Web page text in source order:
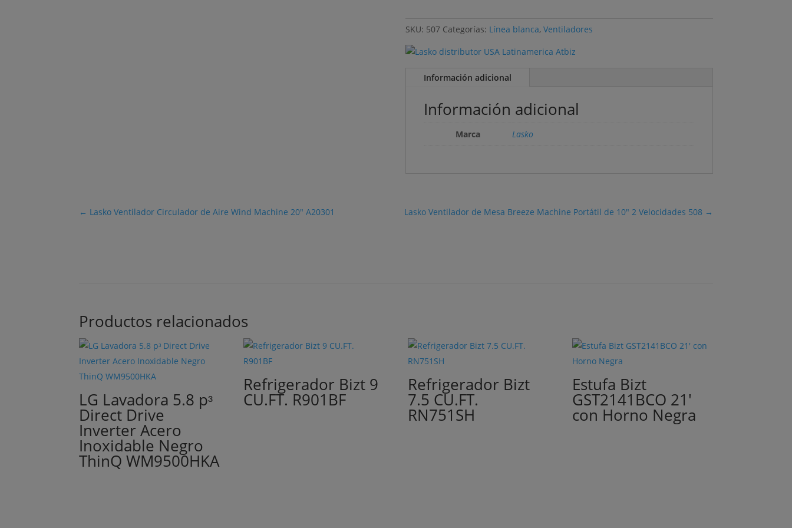
SKU: 507 Categorías: Línea blanca,Ventiladores
Información adicional
Información adicional
Marca Lasko
← Lasko Ventilador Circulador de Aire Wind Machine 20" A20301 Lasko Ventilador de Mesa Breeze Machine Portátil de 10" 2 Velocidades 508 →
Productos relacionados
LG Lavadora 5.8 pᶟ
Direct Drive
Inverter Acero
Inoxidable Negro
ThinQ WM9500HKA
Refrigerador Bizt 9
CU.FT. R901BF
Refrigerador Bizt
7.5 CU.FT.
RN751SH
Estufa Bizt
GST2141BCO 21′
con Horno Negra